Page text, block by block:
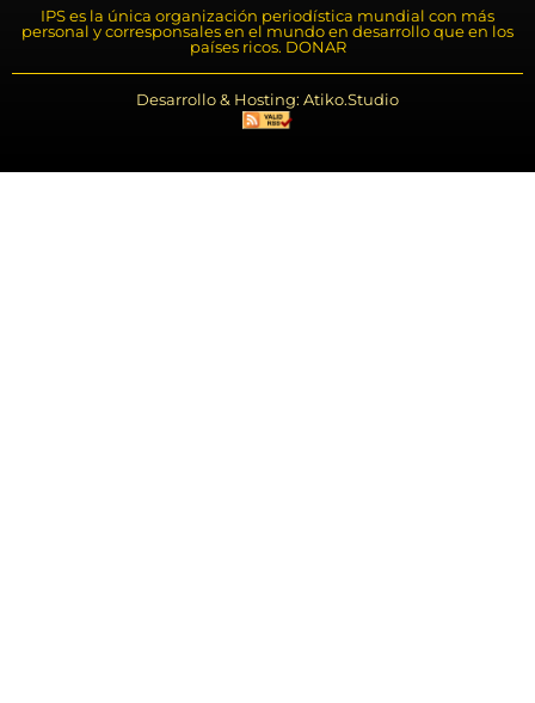
IPS es la única organización periodística mundial con más
personal y corresponsales en el mundo en desarrollo que en los
países ricos. DONAR
Desarrollo & Hosting: Atiko.Studio